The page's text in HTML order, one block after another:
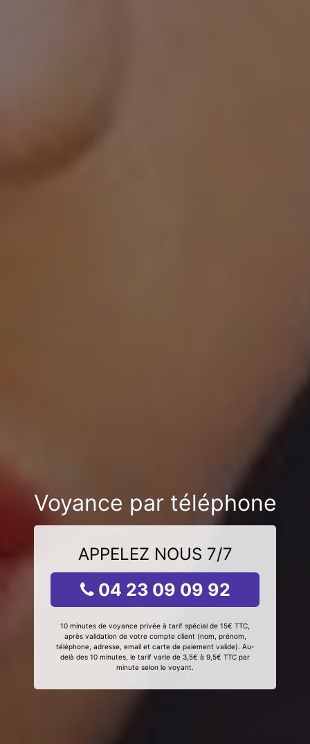
Voyance par téléphone
APPELEZ NOUS 7/7
04 23 09 09 92
10 minutes de voyance privée à tarif spécial de 15€ TTC,
après validation de votre compte client (nom, prénom,
téléphone, adresse, email et carte de paiement valide). Au-
delà des 10 minutes, le tarif varie de 3,5€ à 9,5€ TTC par
minute selon le voyant.